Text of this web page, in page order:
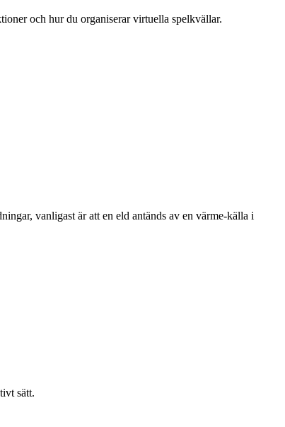
och hur du organiserar virtuella spelkvällar.
vanligast är att en eld antänds av en värme-källa i
sätt.